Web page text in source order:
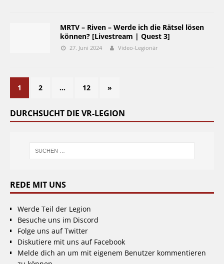
MRTV – Riven – Werde ich die Rätsel lösen
können? [Livestream | Quest 3]
27. Juni 2024 Video-Legionär
1 2 … 12 »
DURCHSUCHT DIE VR-LEGION
REDE MIT UNS
Werde Teil der Legion
Besuche uns im Discord
Folge uns auf Twitter
Diskutiere mit uns auf Facebook
Melde dich an um mit eigenem Benutzer kommentieren